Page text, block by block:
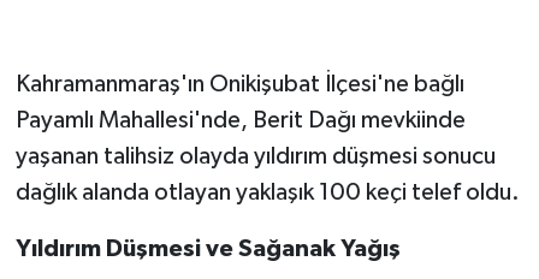
Kahramanmaraş'ın Onikişubat İlçesi'ne bağlı
Payamlı Mahallesi'nde, Berit Dağı mevkiinde
yaşanan talihsiz olayda yıldırım düşmesi sonucu
dağlık alanda otlayan yaklaşık 100 keçi telef oldu.
Yıldırım Düşmesi ve Sağanak Yağış
YEREL YÖNETİM
MEDYA
SEÇİM 2011